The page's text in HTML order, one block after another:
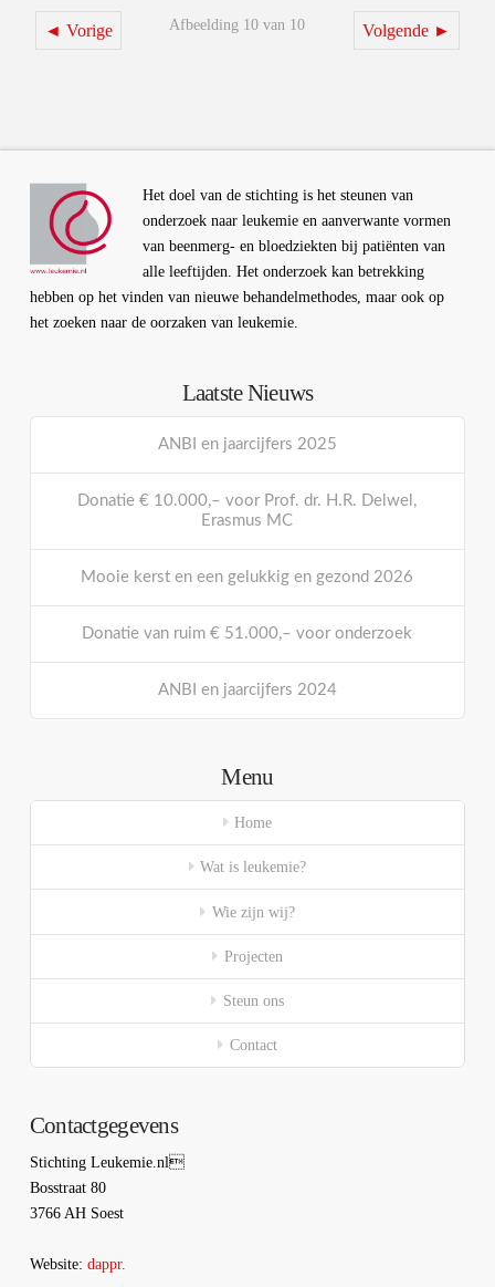
◄ Vorige Volgende ►
Afbeelding 10 van 10
Het doel van de stichting is het steunen van
onderzoek naar leukemie en aanverwante vormen
van beenmerg- en bloedziekten bij patiënten van
alle leeftijden. Het onderzoek kan betrekking
hebben op het vinden van nieuwe behandelmethodes, maar ook op
het zoeken naar de oorzaken van leukemie.
Laatste Nieuws
ANBI en jaarcijfers 2025
Donatie € 10.000,– voor Prof. dr. H.R. Delwel,
Erasmus MC
Mooie kerst en een gelukkig en gezond 2026
Donatie van ruim € 51.000,– voor onderzoek
ANBI en jaarcijfers 2024
Menu
Home
Wat is leukemie?
Wie zijn wij?
Projecten
Steun ons
Contact
Contactgegevens
Stichting Leukemie.nl
Bosstraat 80
3766 AH Soest
Website: dappr.